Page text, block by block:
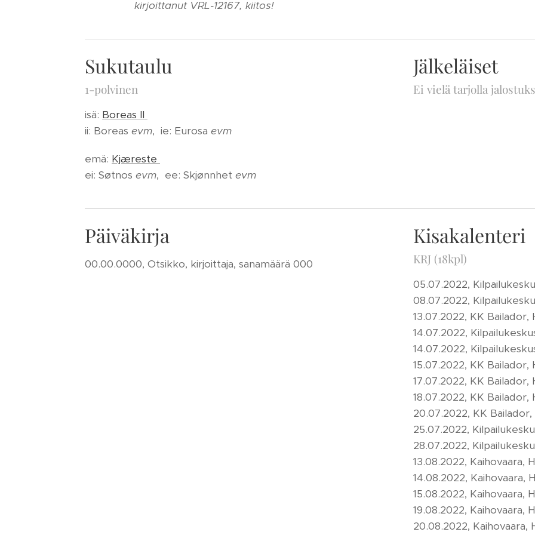
kirjoittanut VRL-12167, kiitos!
Sukutaulu
1-polvinen
isä: Boreas II
ii: Boreas evm, ie: Eurosa evm
emä: Kjæreste
ei: Søtnos evm, ee: Skjønnhet evm
Jälkeläiset
Ei vielä tarjolla
Päiväkirja
00.00.0000, Otsikko, kirjoittaja, sanamäärä 000
Kisakalenteri
KRJ (18kpl)
05.07.2022,
08.07.2022,
13.07.2022, KK Bailador,
14.07.2022,
14.07.2022,
15.07.2022, KK Bailador,
17.07.2022, KK Bailador,
18.07.2022, KK Bailador,
20.07.2022, KK
25.07.2022,
28.07.2022,
13.08.2022, Kaihovaara,
14.08.2022, Kaihovaara,
15.08.2022, Kaihovaara,
19.08.2022, Kaihovaara,
20.08.2022, Kaihovaara,